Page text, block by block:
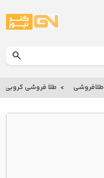
طلافروشی طلا فروشی کروبي